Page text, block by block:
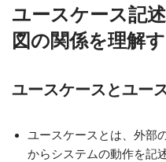
ユースケース記
図の関係を理解
ユースケースとユー
ユースケースとは、外部
からシステムの動作を記